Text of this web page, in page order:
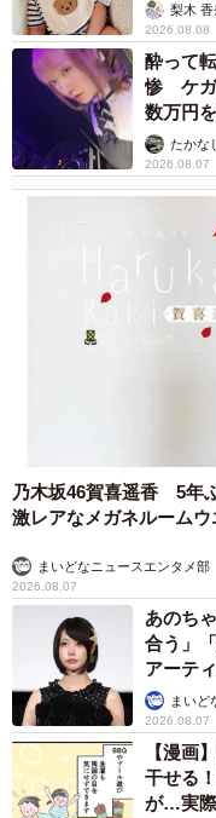
パ全体で人気がありま
流れでシティ・ポップ
実はこのVDS
れた、中古レコードを
がいるVDS LONDON
Tさんは「ロンドンっ
こちらの人が日本に興
すよ。ここが日本の文
ばと思っています」と
最後に、「お気に入り
ているところを写真に
「なんて難しいリク
ら、佐藤博の「
た。ありがとうシティ
てありがとう店長とT
もらいに、また遊びに
◇ ◇
▽インスタグラム
https://
梨木 香
2026.08.08
酔って
惨 ケガ
数万円
たかな
2026.08.07
乃木坂46賀喜遥香 5年
激レアなメガネルームウ
まいどなニュースエンタメ部
2026.08.07
あのち
合う」
アーテ
まいど
2026.08.07
【漫画
干せる
が…実際